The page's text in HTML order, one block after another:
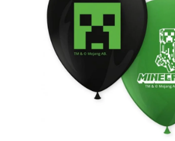
POCHUTINY
ZDRAVÉ PEČENÍ
DÁRKOVÉ POUKAZY